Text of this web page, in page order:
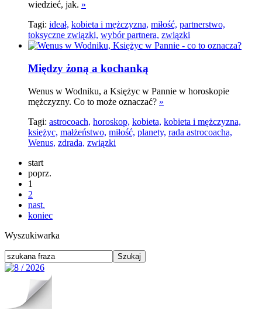
wiedzieć, jak. »
Tagi: ideał, kobieta i mężczyzna, miłość, partnerstwo,
toksyczne związki, wybór partnera, związki
Między żoną a kochanką
Wenus w Wodniku, a Księżyc w Pannie w horoskopie
mężczyzny. Co to może oznaczać? »
Tagi: astrocoach, horoskop, kobieta, kobieta i mężczyzna,
księżyc, małżeństwo, miłość, planety, rada astrocoacha,
Wenus, zdrada, związki
start
poprz.
1
2
nast.
koniec
Wyszukiwarka